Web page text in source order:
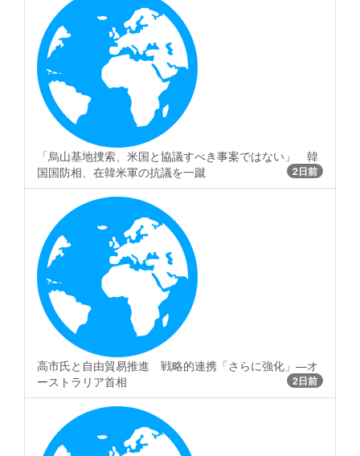
「烏山基地捜索、米国と協議すべき事案ではない」 韓
国国防相、在韓米軍の抗議を一蹴
2日前
高市氏と自由貿易推進 戦略的連携「さらに強化」―オ
ーストラリア首相
2日前